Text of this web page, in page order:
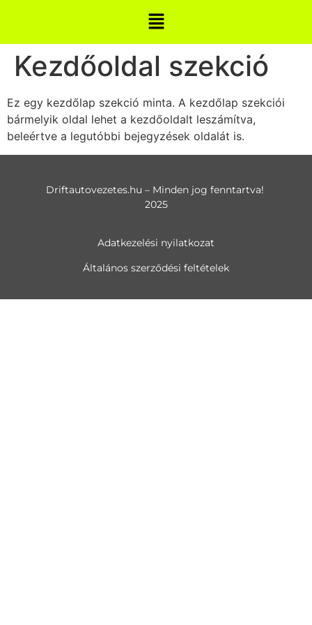
Kezdőoldal szekció
Ez egy kezdőlap szekció minta. A kezdőlap szekciói
bármelyik oldal lehet a kezdőoldalt leszámítva,
beleértve a legutóbbi bejegyzések oldalát is.
Driftautovezetes.hu – Minden jog fenntartva!
2025
Adatkezelési nyilatkozat
Általános szerződési feltételek